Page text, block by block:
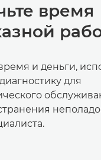
время
и деньги,
для